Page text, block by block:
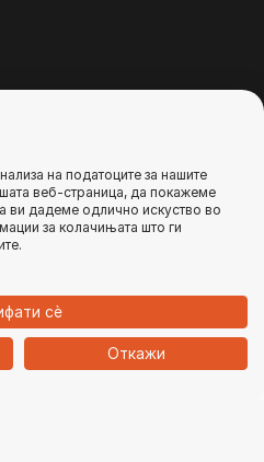
Најавете се
МЕ
на податоците за нашите
веб-страница, да покажеме
ви дадеме одлично искуство во
за колачињата што ги
сѐ
Откажи